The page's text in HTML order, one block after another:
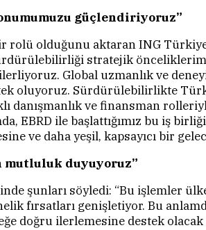
güçlendiriyoruz”
olduğunu aktaran ING Türkiye
stratejik
Global uzmanlık ve
oluyoruz. Sürdürülebilirlikte
ve finansman
EBRD ile başlattığımız bu iş
ve daha yeşil, kapsayıcı bir
mutluluk duyuyoruz”
şunları söyledi: “Bu işlemler
fırsatları genişletiyor. Bu
doğru ilerlemesine destek